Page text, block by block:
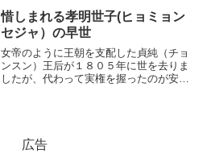
惜しまれる孝明世子(ヒョミョン
セジャ）の早世
女帝のように王朝を支配した貞純（チョ
ンスン）王后が１８０５年に世を去りま
したが、代わって実権を握ったのが安東
広告